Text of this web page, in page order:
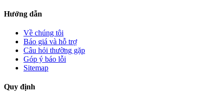
Hướng dẫn
Về chúng tôi
Báo giá và hỗ trợ
Câu hỏi thường gặp
Góp ý báo lỗi
Sitemap
Quy định